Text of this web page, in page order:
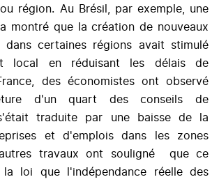
région. Au Brésil, par exemple, une
montré que la création de nouveaux
dans certaines régions avait stimulé
local en réduisant les délais de
des économistes ont observé
d'un quart des conseils de
traduite par une baisse de la
et d'emplois dans les zones
travaux ont souligné que ce
loi que l'indépendance réelle des